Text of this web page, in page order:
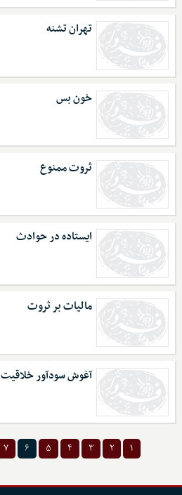
تهران تشنه
خون بس
ثروت ممنوع
ایستاده در حوادث
مالیات بر ثروت
آغوش سودآور خلاقیت
۱ ۲ ۳ ۴ ۵ ۶ ۷